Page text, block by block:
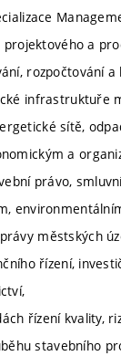
a
rozpočtování
infrastruktuře
sítě,
a
právo,
městských
řízení,
řízení kvality,
stavebního